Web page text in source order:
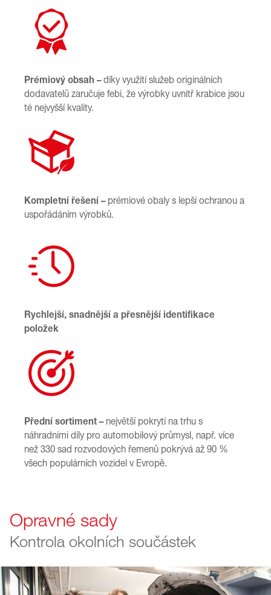
Prémiový obsah –díky využití služeb originálních
dodavatelů zaručuje febi, že výrobky uvnitř krabice jsou
té nejvyšší kvality.
Kompletní řešení – prémiové obaly s lepší ochranou a
uspořádáním výrobků.
Rychlejší, snadnější a přesnější identifikace
položek
Přední sortiment –největší pokrytí na trhu s
náhradními díly pro automobilový průmysl, např. více
než 330 sad rozvodových řemenů pokrývá až 90 %
všech populárních vozidel v Evropě.
Opravné sady
Kontrola okolních součástek